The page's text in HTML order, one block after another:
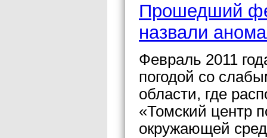
Прошедший
назвали
Февраль 2011
погодой со
области, где
«Томский центр
окружающей